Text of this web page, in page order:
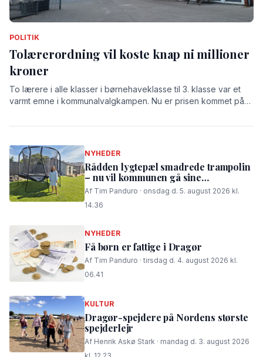
POLITIK
Tolærerordning vil koste knap ni millioner
kroner
To lærere i alle klasser i børnehaveklasse til 3. klasse var et
varmt emne i kommunalvalgkampen. Nu er prisen kommet på
NYHEDER
Rådden lygtepæl smadrede trampolin
– nu vil kommunen gå sine
procedurer efter
Af Tim Panduro · onsdag d. 5. august 2026 kl.
14.36
NYHEDER
Få børn er fattige i Dragør
Af Tim Panduro · tirsdag d. 4. august 2026 kl.
06.41
KULTUR
Dragør-spejdere på Nordens største
spejderlejr
Af Henrik Askø Stark · mandag d. 3. august 2026